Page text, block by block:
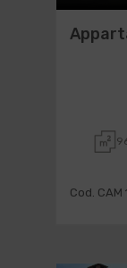
Cod. CAM